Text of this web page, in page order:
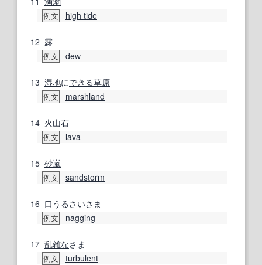
例文 high tide
12 露
例文 dew
13 湿地にできる草原
例文 marshland
14 火山石
例文 lava
15 砂嵐
例文 sandstorm
16 口うるさいさま
例文 nagging
17 乱雑なさま
例文 turbulent